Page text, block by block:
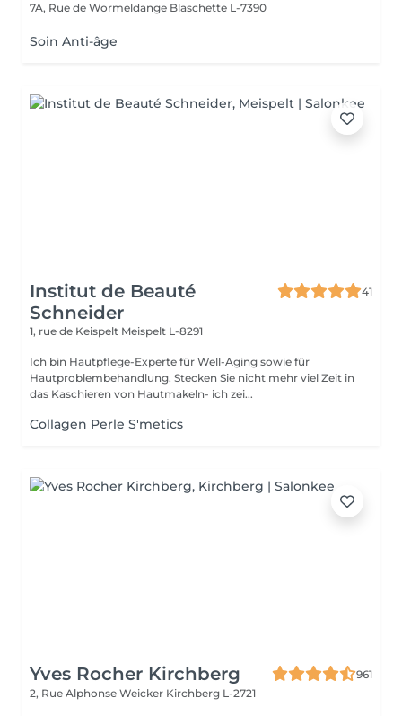
7A, Rue de Wormeldange Blaschette L-7390
Soin Anti-âge
Institut de Beauté
Schneider
41
1, rue de Keispelt Meispelt L-8291
Ich bin Hautpflege-Experte für Well-Aging sowie für
Hautproblembehandlung. Stecken Sie nicht mehr viel Zeit in
das Kaschieren von Hautmakeln- ich zei...
Collagen Perle S'metics
Yves Rocher Kirchberg
961
2, Rue Alphonse Weicker Kirchberg L-2721